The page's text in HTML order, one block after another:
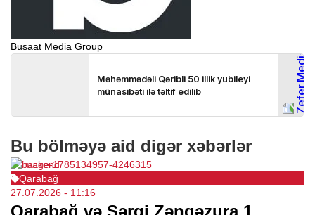
Busaat Media Group
Bu bölməyə aid digər xəbərlər
Qarabağ
27.07.2026 - 11:16